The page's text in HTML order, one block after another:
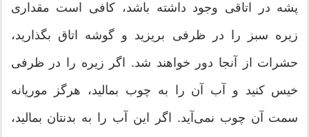
پشه در اتاقی وجود داشته باشد، کافی است مقداری
زیره سبز را در ظرفی بریزید و گوشه اتاق بگذارید،
حشرات از آنجا دور خواهند شد. اگر زیره را در ظرفی
خیس کنید و آب آن را به چوب بمالید، هرگز موریانه
سمت آن چوب نمی‌آید. اگر این آب را به بدنتان بمالید،